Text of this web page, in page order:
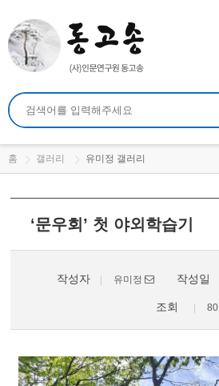
홈 갤러리 유미정 갤러리
‘문우회’ 첫 야외학습기
작성자 유미정 작성일
조회 80